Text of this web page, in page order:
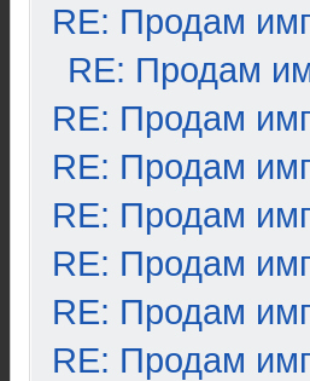
RE: Продам
RE: Продам
RE: Продам
RE: Продам
RE: Продам
RE: Продам
RE: Продам
RE: Продам